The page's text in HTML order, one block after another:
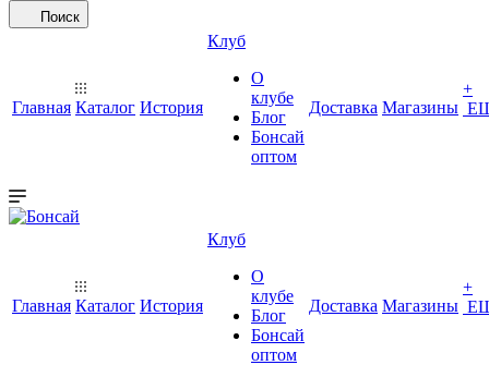
Поиск
Главная Каталог История
Клуб
О
клубе
Блог
Бонсай
оптом
Доставка Магазины
+
Главная Каталог История
Клуб
О
клубе
Блог
Бонсай
оптом
Доставка Магазины
+